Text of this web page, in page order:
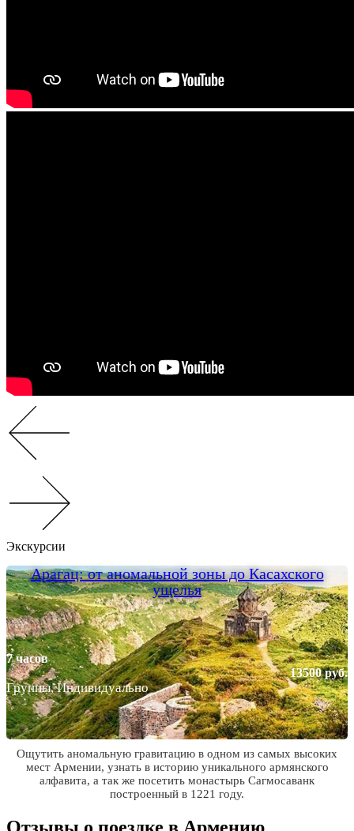
Экскурсии
Арагац: от аномальной зоны до Касахского
ущелья
7 часов
13500 руб.
Группы, Индивидуально
Ощутить аномальную гравитацию в одном из самых высоких
мест Армении, узнать в историю уникального армянского
алфавита, а так же посетить монастырь Сагмосаванк
построенный в 1221 году.